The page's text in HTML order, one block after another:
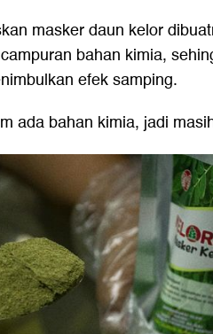
masker daun kelor
bahan kimia,
efek samping.
ada bahan kimia, jadi